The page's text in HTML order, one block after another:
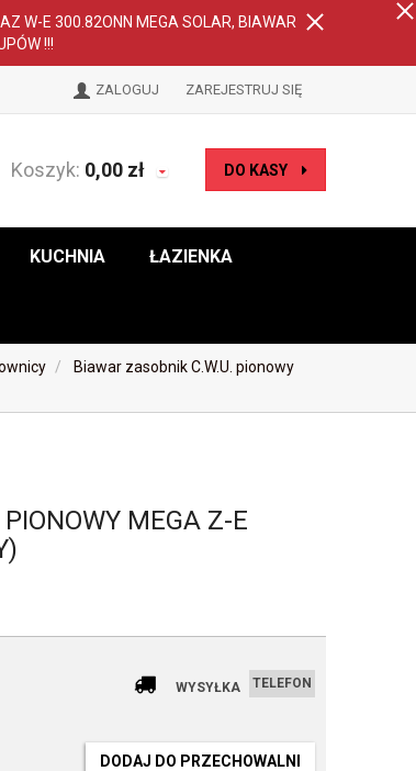
W-E 300.82ONN MEGA SOLAR, BIAWAR
!!!
ZALOGUJ ZAREJESTRUJ SIĘ
Koszyk: 0,00 zł DO KASY
KUCHNIA ŁAZIENKA
Biawar zasobnik C.W.U. pionowy
MEGA Z-E
WYSYŁKA TELEFON
DODAJ DO PRZECHOWALNI